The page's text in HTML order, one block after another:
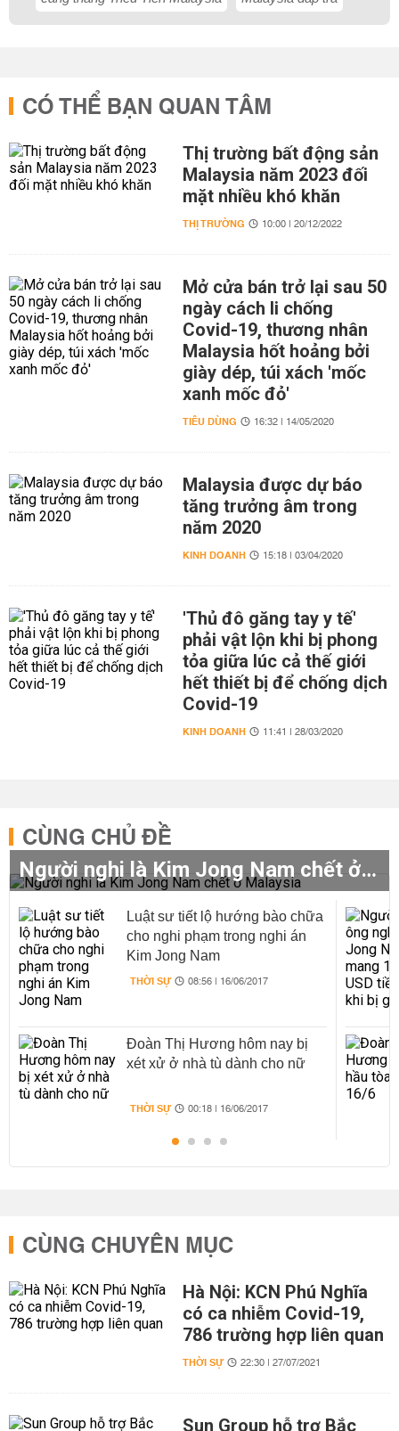
CÓ THỂ BẠN QUAN TÂM
Thị trường bất động sản
Malaysia năm 2023 đối
mặt nhiều khó khăn
THỊ TRƯỜNG 10:00 | 20/12/2022
Mở cửa bán trở lại sau 50
ngày cách li chống
Covid-19, thương nhân
Malaysia hốt hoảng bởi
giày dép, túi xách 'mốc
xanh mốc đỏ'
TIÊU DÙNG 16:32 | 14/05/2020
Malaysia được dự báo
tăng trưởng âm trong
năm 2020
KINH DOANH 15:18 | 03/04/2020
'Thủ đô găng tay y tế'
phải vật lộn khi bị phong
tỏa giữa lúc cả thế giới
hết thiết bị để chống dịch
Covid-19
KINH DOANH 11:41 | 28/03/2020
CÙNG CHỦ ĐỀ
Người nghi là Kim Jong Nam chết ở Malaysia
Luật sư tiết lộ hướng bào chữa
cho nghi phạm trong nghi án
Kim Jong Nam
THỜI SỰ 08:56 | 16/06/2017
Đoàn Thị Hương hôm nay bị
xét xử ở nhà tù dành cho nữ
THỜI SỰ 00:18 | 16/06/2017
CÙNG CHUYÊN MỤC
Hà Nội: KCN Phú Nghĩa
có ca nhiễm Covid-19,
786 trường hợp liên quan
THỜI SỰ 22:30 | 27/07/2021
Sun Group hỗ trợ Bắc